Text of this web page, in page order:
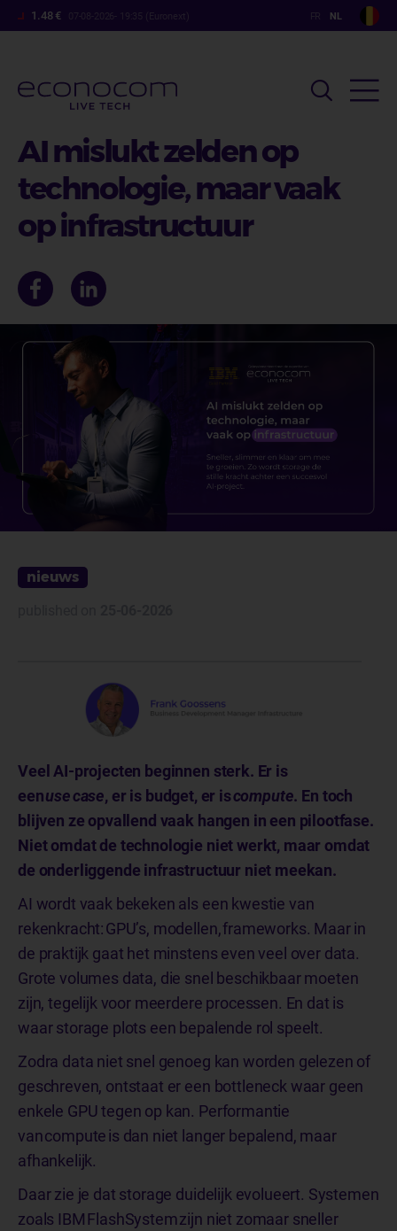
Overslaan
en
inhoud
1.48 € 07-08-2026- 19:35 (Euronext)
AI mislukt zelden op
technologie, maar vaak
op infrastructuur
nieuws
Veel AI-projecten beginnen sterk. Er is
eenuse case, er is budget, er iscompute. En toch
blijven ze opvallend vaak hangen in een pilootfase.
Niet omdat de technologie niet werkt, maar omdat
de onderliggende infrastructuur niet meekan.
AI wordt vaak bekeken als een kwestie van
rekenkracht: GPU’s, modellen, frameworks. Maar in
de praktijk gaat het minstens even veel over data.
Grote volumes data, die snel beschikbaar moeten
zijn, tegelijk voor meerdere processen. En dat is
waar storage plots een bepalende rol speelt.
Zodra data niet snel genoeg kan worden gelezen of
geschreven, ontstaat er een bottleneck waar geen
enkele GPU tegen op kan. Performantie
van compute is dan niet langer bepalend, maar
afhankelijk.
Daar zie je dat storage duidelijk evolueert. Systemen
zoals IBM FlashSystem zijn niet zomaar sneller